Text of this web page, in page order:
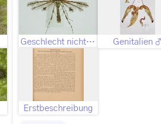
Geschlecht nicht bestimmt Genitalien
Erstbeschreibung